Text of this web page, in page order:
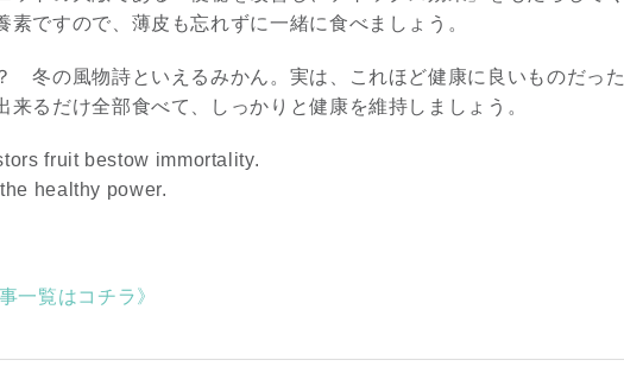
素ですので、薄皮も忘れずに一緒に食べましょう。
冬の風物詩といえるみかん。実は、これほど健康に良いものだった
来るだけ全部食べて、しっかりと健康を維持しましょう。
fruit bestow immortality.
healthy power.
一覧はコチラ》